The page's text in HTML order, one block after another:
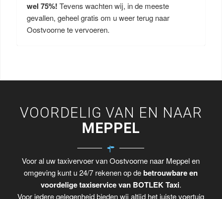
wel 75%! Tevens wachten wij, in de meeste
gevallen, geheel gratis om u weer terug naar
Oostvoorne te vervoeren.
VOORDELIG VAN EN NAAR
MEPPEL
Voor al uw taxivervoer van Oostvoorne naar Meppel en
omgeving kunt u 24/7 rekenen op debetrouwbare en
voordelige taxiservice van BOTLEK Taxi.
Voor iedere gelegenheid bieden wij altijd het juiste voertuig